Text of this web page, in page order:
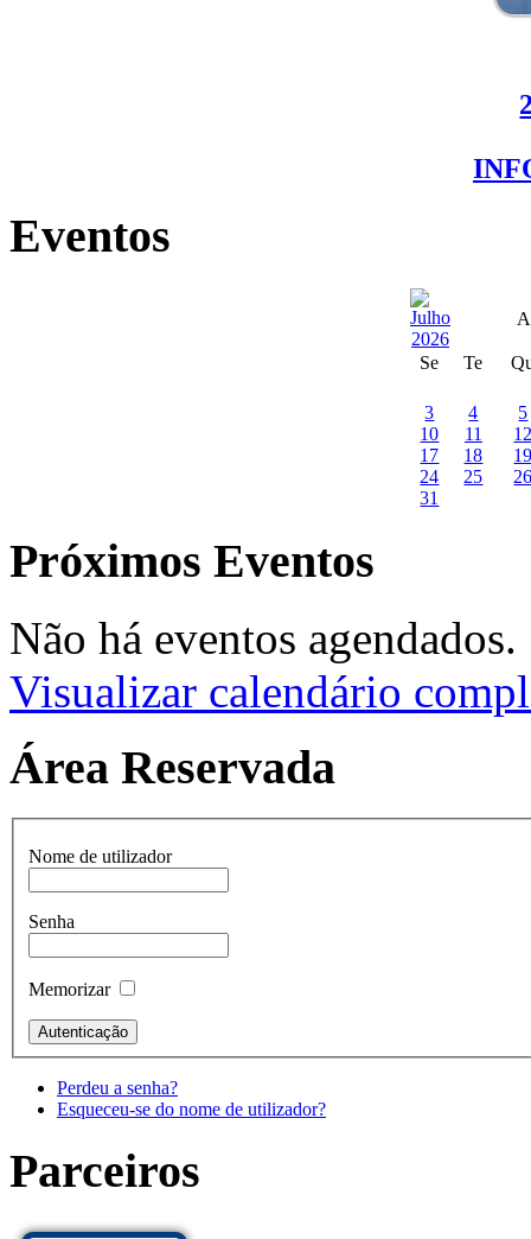
Eventos
Se Te
3 4
5
10
11
17
18
24
25
31
Próximos Eventos
Não há eventos agendados.
Visualizar calendário
Área Reservada
Nome de utilizador
Senha
Memorizar
Perdeu a senha?
Esqueceu-se do nome de utilizador?
Parceiros